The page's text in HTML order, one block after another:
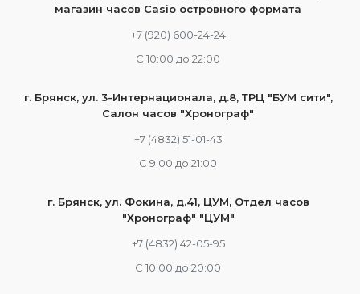
магазин часов Casio островного формата
+7 (920) 600-24-24
С 10:00 до 22:00
г. Брянск, ул. 3-Интернационала, д.8, ТРЦ "БУМ сити",
Салон часов "Хронограф"
+7 (4832) 51-01-43
С 9:00 до 21:00
г. Брянск, ул. Фокина, д.41, ЦУМ, Отдел часов
"Хронограф" "ЦУМ"
+7 (4832) 42-05-95
С 10:00 до 20:00